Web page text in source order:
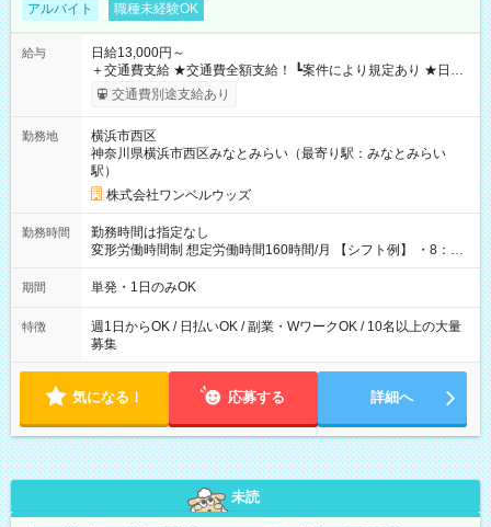
アルバイト 職種未経験OK
給与
日給13,000円～
＋交通費支給 ★交通費全額支給！ ┗案件により規定あり ★日払
いOK！（規定あり） ┗働いたその日に現金GET♪ お仕事後はコ
ンビニATMから 日払い分を引き落とせます！ 【試用期間】試
交通費別途支給あり
勤務地
横浜市西区
神奈川県横浜市西区みなとみらい（最寄り駅：みなとみらい
駅）
株式会社ワンベルウッズ
勤務時間
勤務時間は指定なし
変形労働時間制 想定労働時間160時間/月 【シフト例】 ・8：00
～21：00
期間 単発・1日のみOK
特徴
週1日からOK / 日払いOK / 副業・WワークOK / 10名以上の大量
募集
気になる！ 応募する 詳細へ
未読